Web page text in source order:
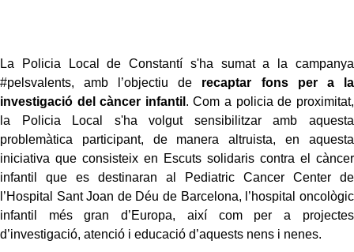
La Policia Local de Constantí s'ha sumat a la campanya
#pelsvalents, amb l’objectiu de recaptar fons per a la
investigació del càncer infantil . Com a policia de proximitat,
la Policia Local s'ha volgut sensibilitzar amb aquesta
problemàtica participant, de manera altruista, en aquesta
iniciativa que consisteix en Escuts solidaris contra el càncer
infantil que es destinaran al Pediatric Cancer Center de
l’Hospital Sant Joan de Déu de Barcelona, l’hospital oncològic
infantil més gran d’Europa, així com per a projectes
d’investigació, atenció i educació d’aquests nens i nenes.